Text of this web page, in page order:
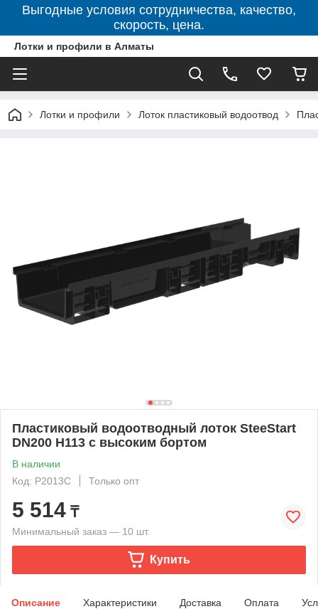
Выгодные условия сотрудничества, качество,
скорость, цена.
Лотки и профили в Алматы
Лотки и профили Лоток пластиковый водоотвод
Пластиковый водоотводный лоток SteeStart
DN200 H113 с высоким бортом
В наличии
Код: P2013C
Только опт
5 514 ₸
Минимальный заказ — 10 шт.
Купить
Описание Характеристики Доставка Оплата